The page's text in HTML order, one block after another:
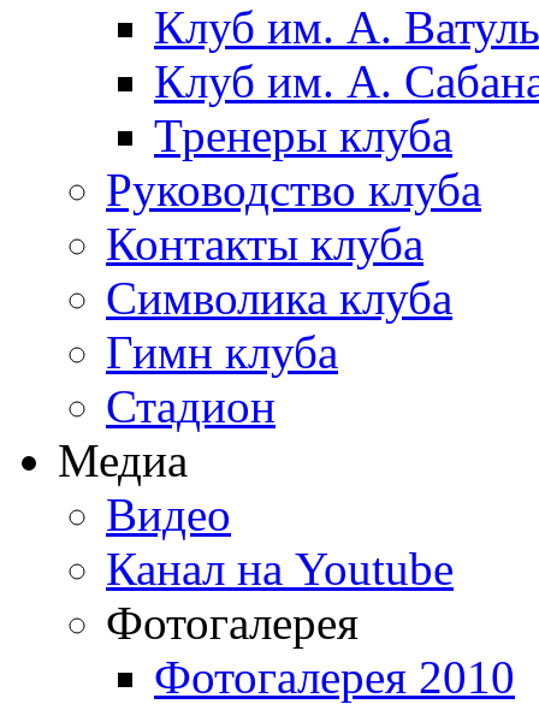
Клуб им. А.
Клуб им. А.
Тренеры клуба
Руководство клуба
Контакты клуба
Символика клуба
Гимн клуба
Стадион
Медиа
Видео
Канал на Youtube
Фотогалерея
Фотогалерея 2010